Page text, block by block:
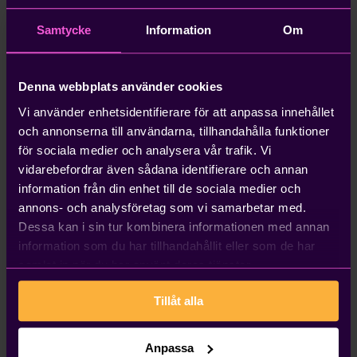
Samtycke Information Om
Denna webbplats använder cookies
Vi använder enhetsidentifierare för att anpassa innehållet
och annonserna till användarna, tillhandahålla funktioner
för sociala medier och analysera vår trafik. Vi
vidarebefordrar även sådana identifierare och annan
information från din enhet till de sociala medier och
annons- och analysföretag som vi samarbetar med.
Dessa kan i sin tur kombinera informationen med annan
information som du har tillhandahållit eller som de har
samlat in när du har använt deras tjänster.
Tillåt alla
Anpassa
beräknas utifrån bolagets totala löner.
Samtidigt införs ett nytt löneavdrag i beräkningen,
gränsbeloppet fastställs. För vissa företag kan detta
leda till ett lägre utdelningsutrymme jämfört med
dagens regler.
Automatisk fördelning mellan
bolag
För delägare som äger flera bolag införs också en ny
princip.
Grundbeloppet ska automatiskt fördelas mellan alla
innebär att det inte längre går att själv styra vilket
bolag som ska använda beräkningsregeln.